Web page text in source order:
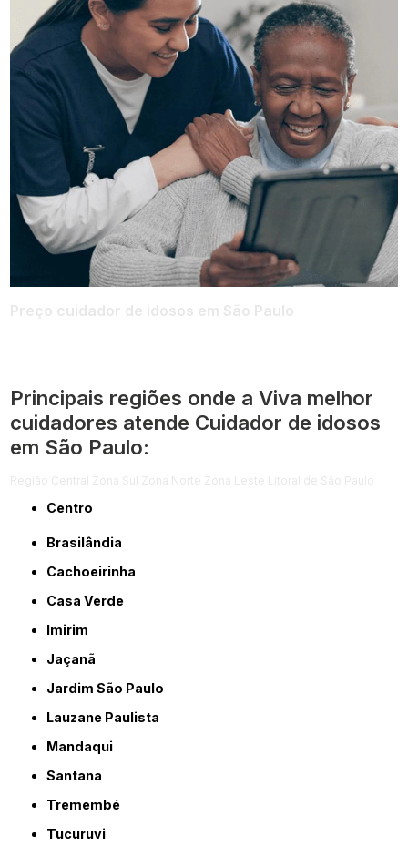
Principais regiões onde a Viva melhor
cuidadores atende Cuidador de idosos
em São Paulo:
Centro
Brasilândia
Cachoeirinha
Casa Verde
Imirim
Jaçanã
Jardim São Paulo
Lauzane Paulista
Mandaqui
Santana
Tremembé
Tucuruvi